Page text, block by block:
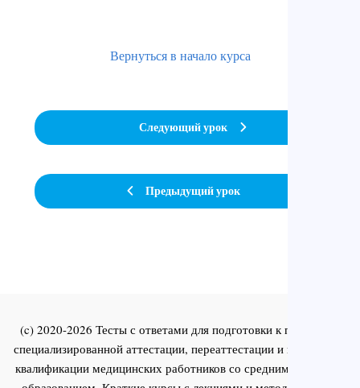
Предыдущий урок
Вернуться в начало курса
Следующий урок
(c) 2020-2026 Тесты с ответами для подготовки к первичной
специализированной аттестации, переаттестации и повышения
квалификации медицинских работников со средним и высшим